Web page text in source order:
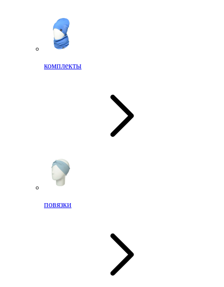
комплекты
повязки